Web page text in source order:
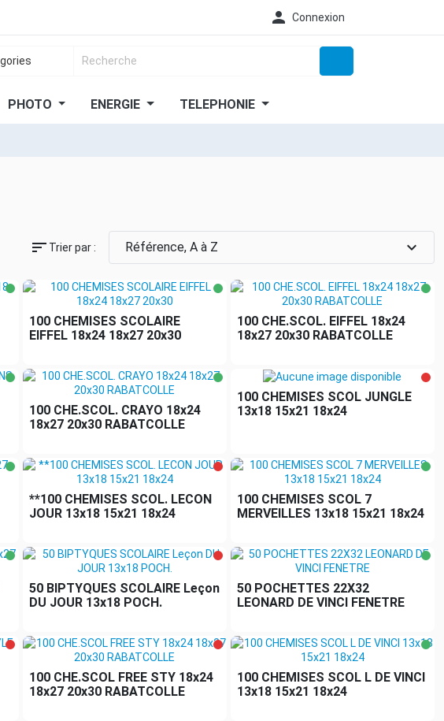
 Connexion
PHOTO ENERGIE TELEPHONIE
sort Trier par : Référence, A à Z expand_more
100 CHEMISES SCOLAIRE
EIFFEL 18x24 18x27 20x30
100 CHE.SCOL. EIFFEL 18x24
18x27 20x30 RABATCOLLE
100 CHE.SCOL. CRAYO 18x24
18x27 20x30 RABATCOLLE
100 CHEMISES SCOL JUNGLE
13x18 15x21 18x24
**100 CHEMISES SCOL. LECON
JOUR 13x18 15x21 18x24
100 CHEMISES SCOL 7
MERVEILLES 13x18 15x21 18x24
50 BIPTYQUES SCOLAIRE Leçon
DU JOUR 13x18 POCH.
50 POCHETTES 22X32
LEONARD DE VINCI FENETRE
100 CHE.SCOL FREE STY 18x24
18x27 20x30 RABATCOLLE
100 CHEMISES SCOL L DE VINCI
13x18 15x21 18x24